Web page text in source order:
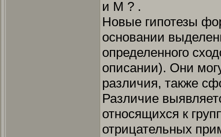
и М ? .
Новые гипотезы
основании
определенного
описании). Они
различия, также
Различие
относящихся к
отрицательных